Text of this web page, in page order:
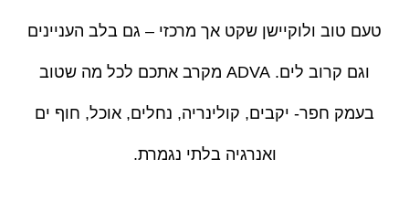
טעם טוב ולוקיישן שקט אך מרכזי – גם בלב העניינים
וגם קרוב לים. ADVA מקרב אתכם לכל מה שטוב
בעמק חפר- יקבים, קולינריה, נחלים, אוכל, חוף ים
ואנרגיה בלתי נגמרת.